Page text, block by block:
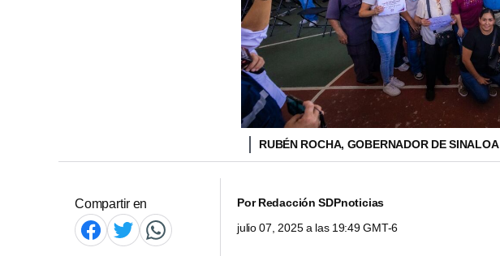
RUBÉN ROCHA, GOBERNADOR DE SINALOA
Compartir en PorRedacción SDPnoticias
julio 07, 2025 a las 19:49 GMT-6